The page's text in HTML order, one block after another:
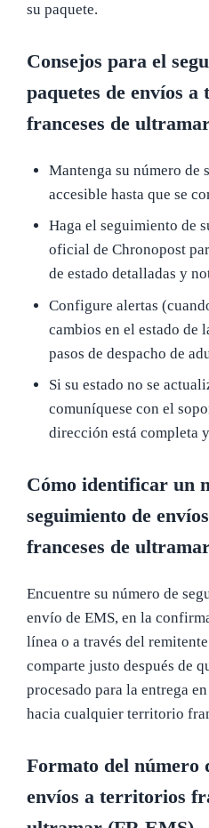
su paquete.
Consejos para el
paquetes de envíos
franceses de
Mantenga su número de
accesible hasta que se
Haga el seguimiento de
oficial de Chronopost
de estado detalladas y
Configure alertas
cambios en el estado de
pasos de despacho de
Si su estado no se
comuníquese con el
dirección está completa
Cómo identificar un
seguimiento de
franceses de
Encuentre su número de
envío de EMS, en la
línea o a través del
comparte justo después de
procesado para la entrega
hacia cualquier territorio
Formato del número
envíos a territorios